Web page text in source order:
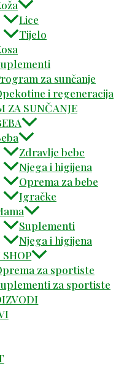
Lice
Tijelo
za sunčanje
i regeneracija
ZA SUNČANJE
Zdravlje bebe
Njega i higijena
Oprema za bebe
Igračke
Suplementi
Njega i higijena
za sportiste
za sportiste